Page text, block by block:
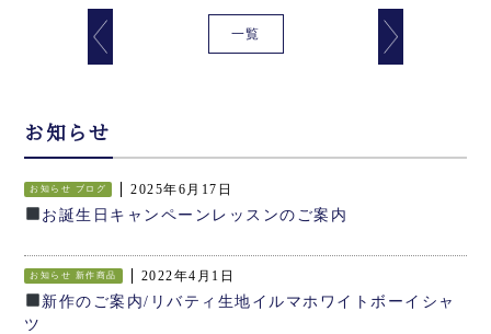
一覧
お知らせ
お知らせ ブログ 2025年6月17日
お誕生日キャンペーンレッスンのご案内
お知らせ 新作商品 2022年4月1日
新作のご案内/リバティ生地イルマホワイトボーイシャ
ツ